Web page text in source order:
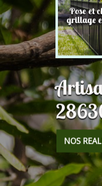
28 Pose et
grillage
NOS